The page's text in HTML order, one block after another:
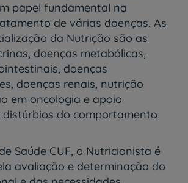
papel fundamental na
de várias doenças. As
da Nutrição são as
doenças metabólicas,
doenças
doenças renais, nutrição
em oncologia e apoio
do comportamento
Saúde CUF, o Nutricionista é
avaliação e determinação do